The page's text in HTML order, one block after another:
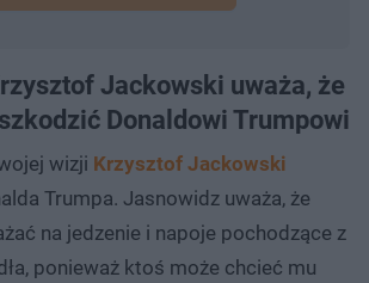
Jackowski uważa, że
Donaldowi Trumpowi
wizji Krzysztof Jackowski
Trumpa. Jasnowidz uważa, że
na jedzenie i napoje pochodzące z
ponieważ ktoś może chcieć mu